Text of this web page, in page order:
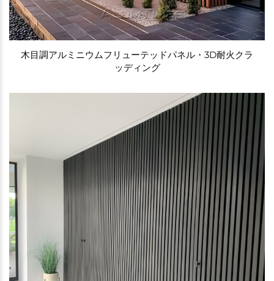
木目調アルミニウムフリューテッドパネル・3D耐火クラ
ッディング